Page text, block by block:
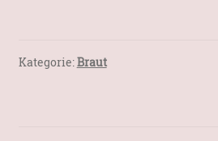
Kategorie:Braut